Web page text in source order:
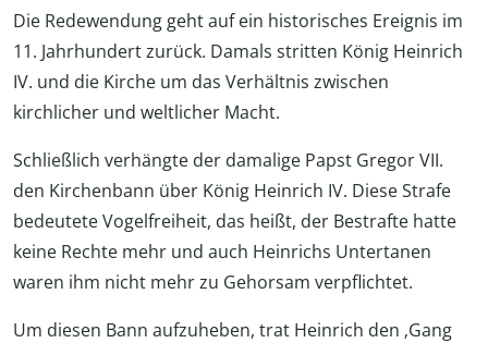
Die Redewendung geht auf ein historisches Ereignis im
11. Jahrhundert zurück. Damals stritten König Heinrich
IV. und die Kirche um das Verhältnis zwischen
kirchlicher und weltlicher Macht.
Schließlich verhängte der damalige Papst Gregor VII.
den Kirchenbann über König Heinrich IV. Diese Strafe
bedeutete Vogelfreiheit, das heißt, der Bestrafte hatte
keine Rechte mehr und auch Heinrichs Untertanen
waren ihm nicht mehr zu Gehorsam verpflichtet.
Um diesen Bann aufzuheben, trat Heinrich den ‚Gang